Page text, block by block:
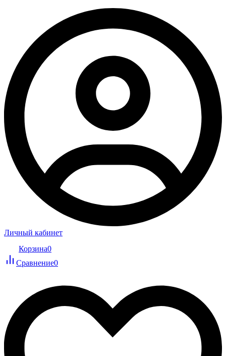
Личный кабинет
Корзина0
Сравнение0